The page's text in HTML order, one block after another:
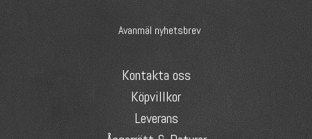
Avanmäl nyhetsbrev
Kontakta oss
Köpvillkor
Leverans